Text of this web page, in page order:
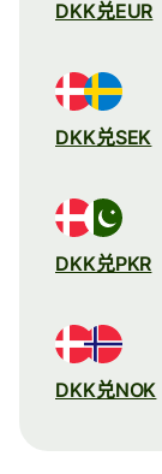
DKK兑EUR
DKK兑SEK
DKK兑PKR
DKK兑NOK